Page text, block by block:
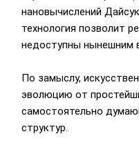
нановычислений
технология позволит
недоступны нынешним
По замыслу,
эволюцию от
самостоятельно
структур.